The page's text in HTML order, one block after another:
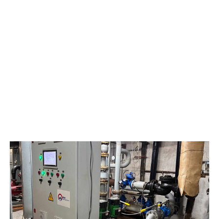
Роман Анденко, начальник ЦДНГ-7. Для работников
месторождения организовано трёхразовое питание. Рацион
формируется с учётом особенностей труда в условиях
нефтедобычи, а меню регулярно обновляется. Помимо
ежедневных блюд, здесь проводят тематические кулинарные
дни. Сотрудники уже оценили преимущества нового объекта.
«Я работаю здесь больше трёх лет. Новое здание очень
комфортное: хорошее освещение, кондиционеры,
современная линия раздачи. И готовят вкусно — особенно